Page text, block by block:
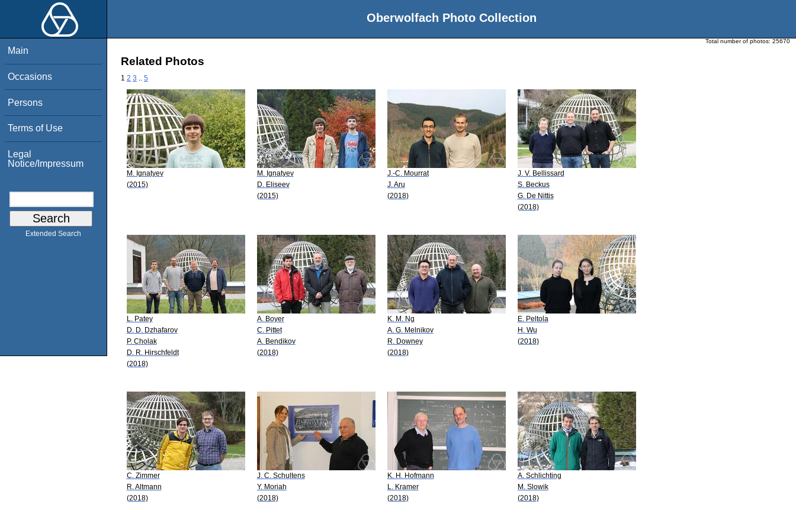
Oberwolfach Photo Collection
Main
Occasions
Persons
Terms of Use
Legal
Notice/Impressum
Extended Search
Total number of photos: 25670
Related Photos
1 2 3 5
M. Ignatyev
(2015)
M. Ignatyev
D. Eliseev
(2015)
J.-C. Mourrat
J. Aru
(2018)
J. V. Bellissard
S. Beckus
G. De Nittis
(2018)
L. Patey
D. D. Dzhafarov
P. Cholak
D. R. Hirschfeldt
(2018)
A. Boyer
C. Pittet
A. Bendikov
(2018)
K. M. Ng
A. G. Melnikov
R. Downey
(2018)
E. Peltola
H. Wu
(2018)
C. Zimmer
R. Altmann
(2018)
J. C. Schultens
Y. Moriah
(2018)
K. H. Hofmann
L. Kramer
(2018)
A. Schlichting
M. Slowik
(2018)